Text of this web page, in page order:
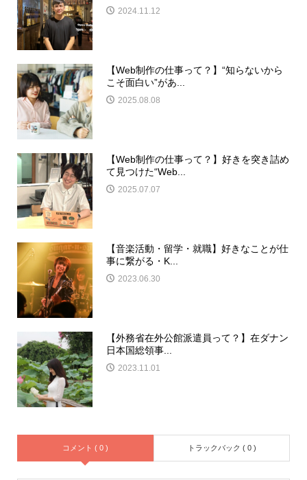
2024.11.12
【Web制作の仕事って？】“知らないから
こそ面白い”があ...
2025.08.08
【Web制作の仕事って？】好きを突き詰め
て見つけた“Web...
2025.07.07
【音楽活動・留学・就職】好きなことが仕
事に繋がる・K...
2023.06.30
【外務省在外公館派遣員って？】在ダナン
日本国総領事...
2023.11.01
コメント ( 0 ) トラックバック ( 0 )